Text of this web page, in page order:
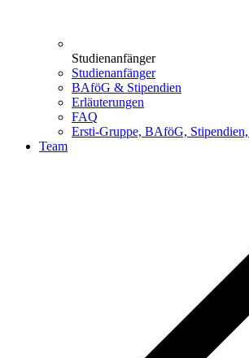
Studienanfänger
Studienanfänger
BAföG & Stipendien
Erläuterungen
FAQ
Ersti-Gruppe, BAföG,
Team